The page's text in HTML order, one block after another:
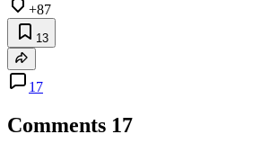
+87
13
17
Comments 17